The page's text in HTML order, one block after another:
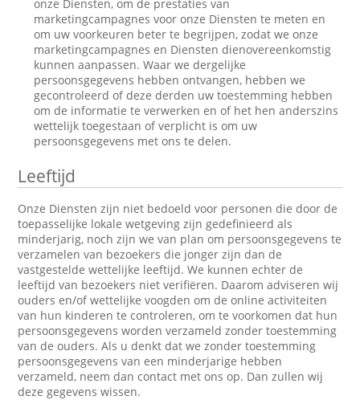
onze Diensten, om de prestaties van
marketingcampagnes voor onze Diensten te meten en
om uw voorkeuren beter te begrijpen, zodat we onze
marketingcampagnes en Diensten dienovereenkomstig
kunnen aanpassen. Waar we dergelijke
persoonsgegevens hebben ontvangen, hebben we
gecontroleerd of deze derden uw toestemming hebben
om de informatie te verwerken en of het hen anderszins
wettelijk toegestaan of verplicht is om uw
persoonsgegevens met ons te delen.
Leeftijd
Onze Diensten zijn niet bedoeld voor personen die door de
toepasselijke lokale wetgeving zijn gedefinieerd als
minderjarig, noch zijn we van plan om persoonsgegevens te
verzamelen van bezoekers die jonger zijn dan de
vastgestelde wettelijke leeftijd. We kunnen echter de
leeftijd van bezoekers niet verifiëren. Daarom adviseren wij
ouders en/of wettelijke voogden om de online activiteiten
van hun kinderen te controleren, om te voorkomen dat hun
persoonsgegevens worden verzameld zonder toestemming
van de ouders. Als u denkt dat we zonder toestemming
persoonsgegevens van een minderjarige hebben
verzameld, neem dan contact met ons op. Dan zullen wij
deze gegevens wissen.